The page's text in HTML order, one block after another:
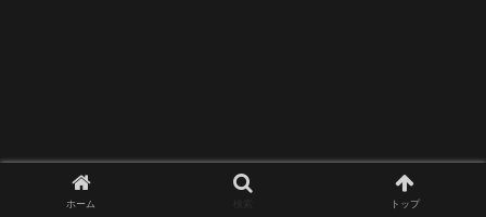
ホーム トップ